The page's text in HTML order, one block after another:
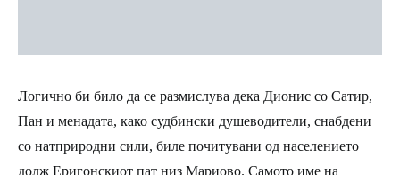
Логично би било да се размислува дека Дионис со Сатир,
Пан и менадата, како судбински душеводители, снабдени
со натприродни сили, биле почитувани од населението
долж Еригонскиот пат низ Мариово. Самото име на